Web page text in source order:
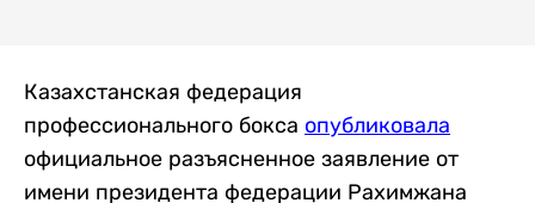
Казахстанская федерация
профессионального бокса опубликовала
официальное разъясненное заявление от
имени президента федерации Рахимжана